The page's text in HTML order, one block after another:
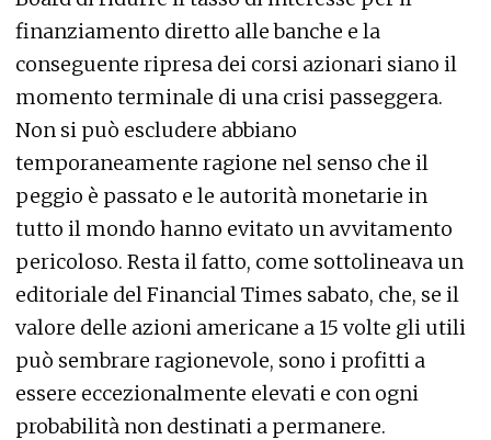
finanziamento diretto alle banche e la
conseguente ripresa dei corsi azionari siano il
momento terminale di una crisi passeggera.
Non si può escludere abbiano
temporaneamente ragione nel senso che il
peggio è passato e le autorità monetarie in
tutto il mondo hanno evitato un avvitamento
pericoloso. Resta il fatto, come sottolineava un
editoriale del Financial Times sabato, che, se il
valore delle azioni americane a 15 volte gli utili
può sembrare ragionevole, sono i profitti a
essere eccezionalmente elevati e con ogni
probabilità non destinati a permanere.